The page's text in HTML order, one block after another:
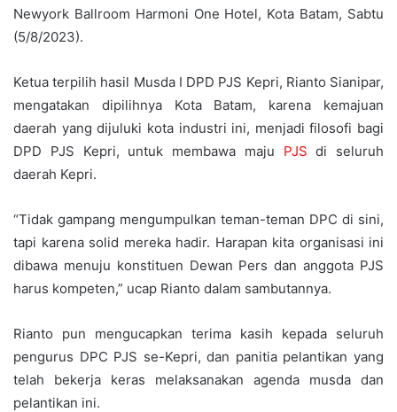
Newyork Ballroom Harmoni One Hotel, Kota Batam, Sabtu
(5/8/2023).
Ketua terpilih hasil Musda I DPD PJS Kepri, Rianto Sianipar,
mengatakan dipilihnya Kota Batam, karena kemajuan
daerah yang dijuluki kota industri ini, menjadi filosofi bagi
DPD PJS Kepri, untuk membawa maju PJS di seluruh
daerah Kepri.
“Tidak gampang mengumpulkan teman-teman DPC di sini,
tapi karena solid mereka hadir. Harapan kita organisasi ini
dibawa menuju konstituen Dewan Pers dan anggota PJS
harus kompeten,” ucap Rianto dalam sambutannya.
Rianto pun mengucapkan terima kasih kepada seluruh
pengurus DPC PJS se-Kepri, dan panitia pelantikan yang
telah bekerja keras melaksanakan agenda musda dan
pelantikan ini.